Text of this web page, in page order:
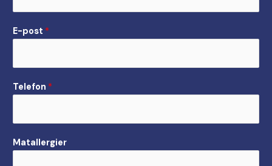
E-post *
Telefon *
Matallergier